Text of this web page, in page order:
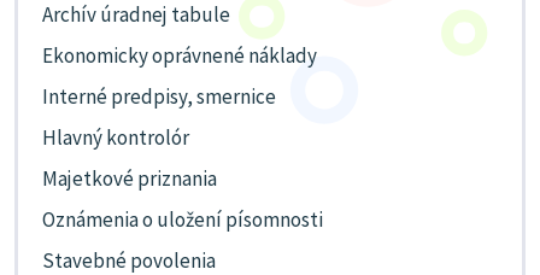
Archív úradnej tabule
Ekonomicky oprávnené náklady
Interné predpisy, smernice
Hlavný kontrolór
Majetkové priznania
Oznámenia o uložení písomnosti
Stavebné povolenia